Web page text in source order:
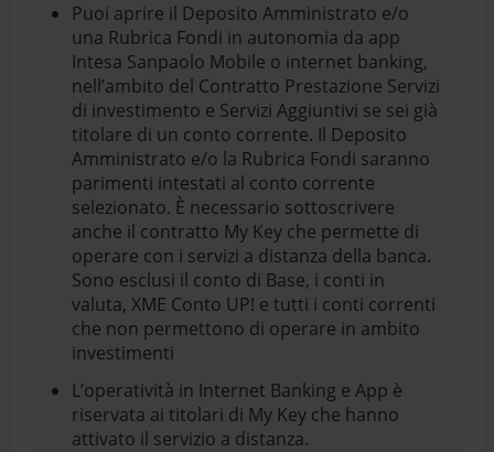
Puoi aprire il Deposito Amministrato e/o
una Rubrica Fondi in autonomia da app
Intesa Sanpaolo Mobile o internet banking,
nell’ambito del Contratto Prestazione Servizi
di investimento e Servizi Aggiuntivi se sei già
titolare di un conto corrente. Il Deposito
Amministrato e/o la Rubrica Fondi saranno
parimenti intestati al conto corrente
selezionato. È necessario sottoscrivere
anche il contratto My Key che permette di
operare con i servizi a distanza della banca.
Sono esclusi il conto di Base, i conti in
valuta, XME Conto UP! e tutti i conti correnti
che non permettono di operare in ambito
investimenti
L’operatività in Internet Banking e App è
riservata ai titolari di My Key che hanno
attivato il servizio a distanza.